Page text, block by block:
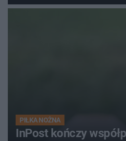
"MasterChefa"
PIŁKA NOŻNA
InPost kończy